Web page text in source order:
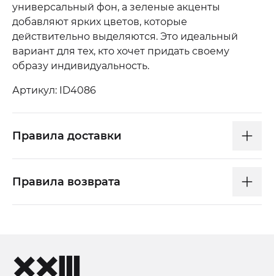
универсальный фон, а зеленые акценты
добавляют ярких цветов, которые
действительно выделяются. Это идеальный
вариант для тех, кто хочет придать своему
образу индивидуальность.
Артикул: ID4086
Правила доставки
Правила возврата